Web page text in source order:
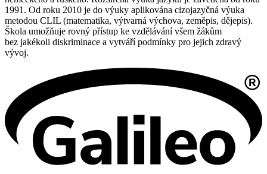
1991. Od roku 2010 je do výuky aplikována cizojazyčná výuka
metodou CLIL (matematika, výtvarná výchova, zeměpis, dějepis).
Škola umožňuje rovný přístup ke vzdělávání všem žákům
bez jakékoli diskriminace a vytváří podmínky pro jejich zdravý
vývoj.